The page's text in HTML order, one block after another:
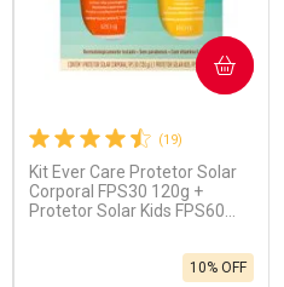
Ativar Desconto
Comprar sem Desconto
(19)
Kit Ever Care Protetor Solar
Corporal FPS30 120g +
Protetor Solar Kids FPS60
10% OFF
COMPRAR